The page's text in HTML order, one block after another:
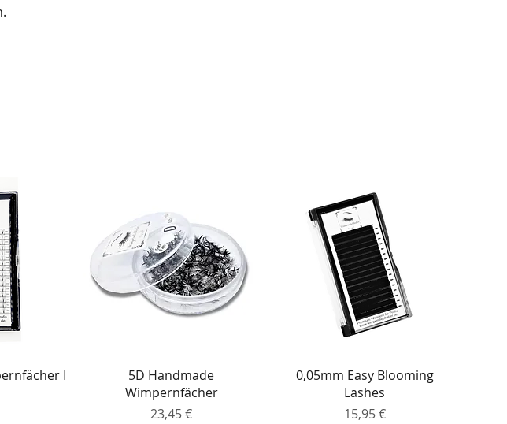
I
Schnellansicht
5D Handmade
Wimpernfächer
Preis
23,45 €
Schnellansicht
0,05mm Easy Blooming
Lashes
Preis
15,95 €